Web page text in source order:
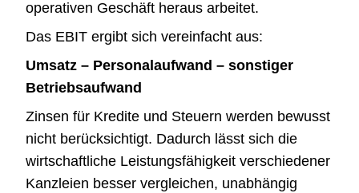
operativen Geschäft heraus arbeitet.
Das EBIT ergibt sich vereinfacht aus:
Umsatz – Personalaufwand – sonstiger
Betriebsaufwand
Zinsen für Kredite und Steuern werden bewusst
nicht berücksichtigt. Dadurch lässt sich die
wirtschaftliche Leistungsfähigkeit verschiedener
Kanzleien besser vergleichen, unabhängig